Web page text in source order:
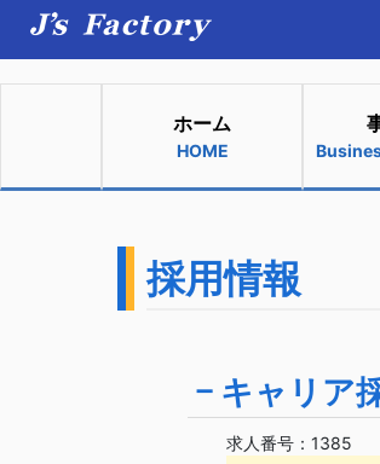
ホーム
HOME
採用情報
キャリア
求人番号：1385